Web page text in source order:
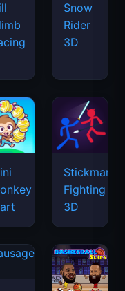
Snow
Rider
3D
Stickman
Fighting
3D